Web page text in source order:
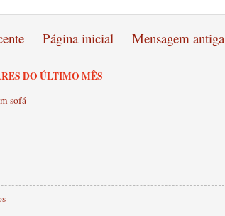
Mensagem antiga
Página inicial
DO ÚLTIMO MÊS
sofá